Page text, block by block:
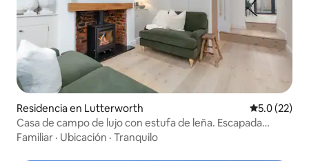
Residencia en Lutterworth Calificación
5.0 (22)
Casa de campo de lujo con estufa de leña. Escapada
perfecta
Familiar · Ubicación · Tranquilo